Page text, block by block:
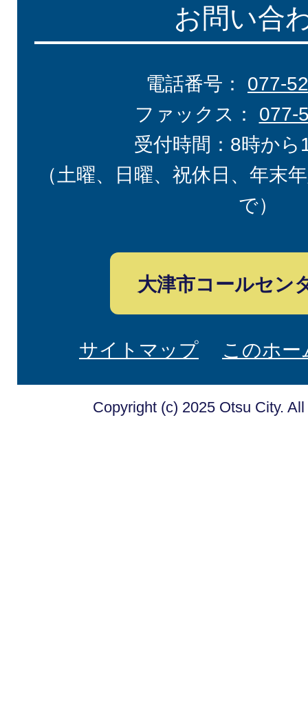
お問い合
電話番号： 077-
ファックス： 077-
受付時間：8時から
（土曜、日曜、祝休日、年末
で）
大津市コールセン
サイトマップ このホ
Copyright (c) 2025 Otsu City.